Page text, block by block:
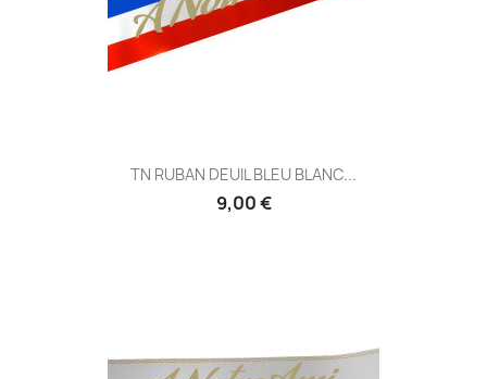
TN RUBAN DEUIL BLEU BLANC...
9,00 €